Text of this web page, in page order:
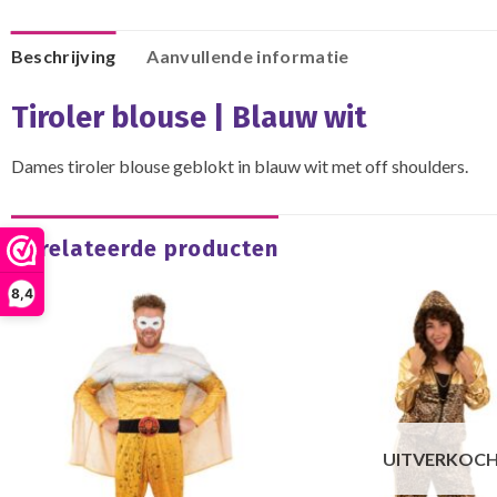
8,4
Beschrijving Aanvullende informatie
Tiroler blouse | Blauw wit
Dames tiroler blouse geblokt in blauw wit met off shoulders.
Gerelateerde producten